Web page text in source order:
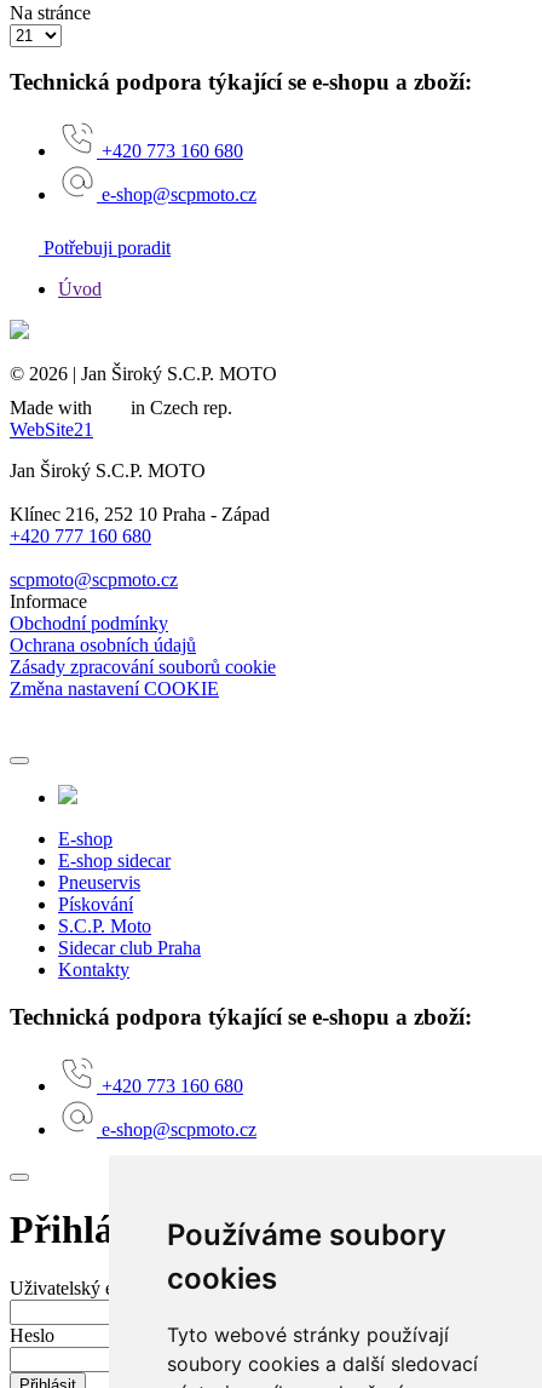
Používáme soubory
cookies
Tyto webové stránky používají
soubory cookies a další sledovací
Na stránce
Technická podpora týkající se e-shopu a zboží:
+420 773 160 680
e-shop@scpmoto.cz
Potřebuji poradit
Úvod
© 2026 | Jan Široký S.C.P. MOTO
Made with
in Czech rep.
WebSite21
Jan Široký S.C.P. MOTO
Klínec 216, 252 10 Praha - Západ
+420 777 160 680
scpmoto@scpmoto.cz
Informace
Obchodní podmínky
Ochrana osobních údajů
Zásady zpracování souborů cookie
Změna nastavení COOKIE
E-shop
E-shop sidecar
Pneuservis
Pískování
S.C.P. Moto
Sidecar club Praha
Kontakty
Technická podpora týkající se e-shopu a zboží:
+420 773 160 680
e-shop@scpmoto.cz
Přihlášení do mého účtu
Uživatelský e-mail nebo jméno
Heslo